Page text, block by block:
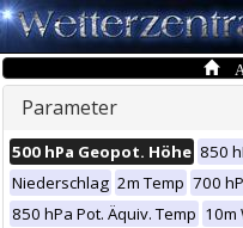
Parameter
500 hPa Geopot. Höhe 850
Niederschlag 2m Temp 700
850 hPa Pot. Äquiv. Temp 10m